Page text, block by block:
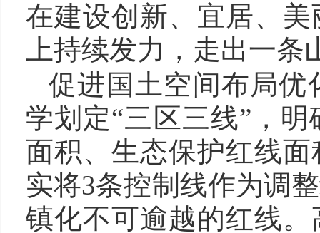
在建设创新、宜居、
上持续发力，走出一
促进国土空间布局优
学划定“三区三线”，
面积、生态保护红线
实将3条控制线作为调
镇化不可逾越的红线